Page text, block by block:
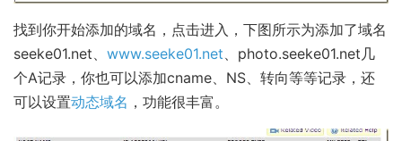
找到你开始添加的域名，点击进入，下图所示为添加了域名
seeke01.net、 www.seeke01.net 、photo.seeke01.net几
个A记录，你也可以添加cname、NS、转向等等记录，还
可以设置动态域名 ，功能很丰富。